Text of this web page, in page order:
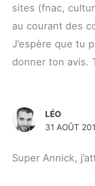
sites (fnac,
au courant des
J’espère que tu
donner ton avis.
LÉO
31 AOÛT
Super Annick,